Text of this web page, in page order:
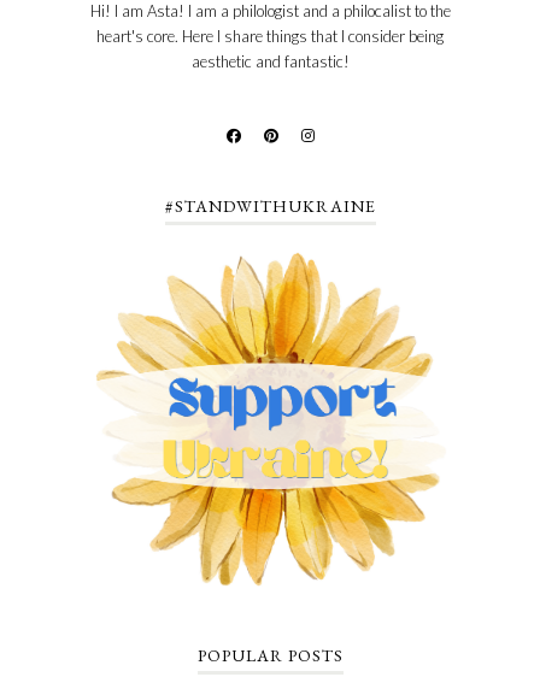
Hi! I am Asta! I am a philologist and a philocalist to the
heart's core. Here I share things that I consider being
aesthetic and fantastic!
#STANDWITHUKRAINE
POPULAR POSTS